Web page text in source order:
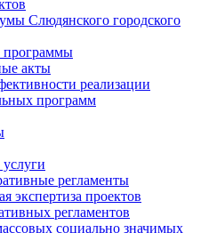
Слюдянского городского
акты
реализации
программ
регламенты
экспертиза проектов
регламентов
социально значимых